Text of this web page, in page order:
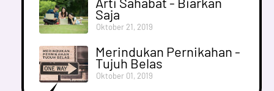
Saja
Oktober 21, 2019
Merindukan Pernikahan -
Tujuh Belas
Oktober 01, 2019